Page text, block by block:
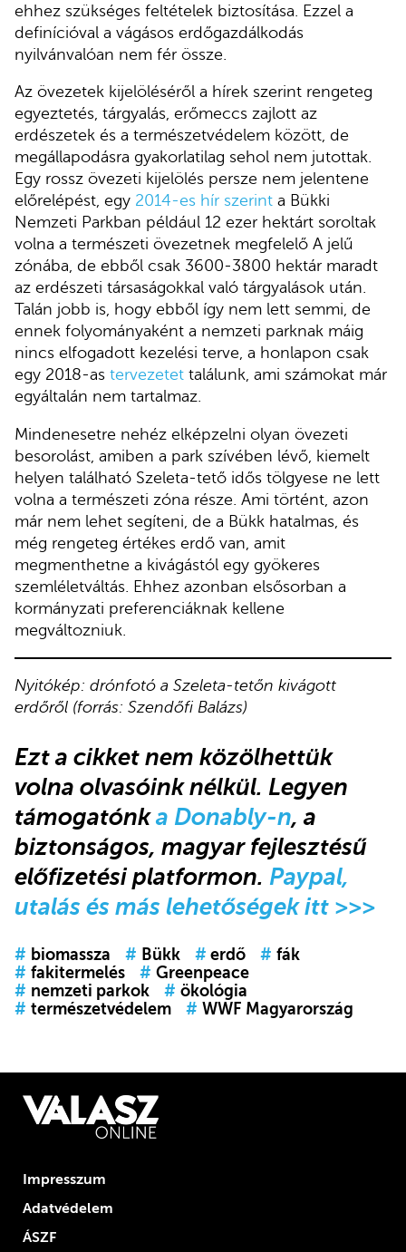
ehhez szükséges feltételek biztosítása. Ezzel a
definícióval a vágásos erdőgazdálkodás
nyilvánvalóan nem fér össze.
Az övezetek kijelöléséről a hírek szerint rengeteg
egyeztetés, tárgyalás, erőmeccs zajlott az
erdészetek és a természetvédelem között, de
megállapodásra gyakorlatilag sehol nem jutottak.
Egy rossz övezeti kijelölés persze nem jelentene
előrelépést, egy 2014-es hír szerint a Bükki
Nemzeti Parkban például 12 ezer hektárt soroltak
volna a természeti övezetnek megfelelő A jelű
zónába, de ebből csak 3600-3800 hektár maradt
az erdészeti társaságokkal való tárgyalások után.
Talán jobb is, hogy ebből így nem lett semmi, de
ennek folyományaként a nemzeti parknak máig
nincs elfogadott kezelési terve, a honlapon csak
egy 2018-as tervezetet találunk, ami számokat már
egyáltalán nem tartalmaz.
Mindenesetre nehéz elképzelni olyan övezeti
besorolást, amiben a park szívében lévő, kiemelt
helyen található Szeleta-tető idős tölgyese ne lett
volna a természeti zóna része. Ami történt, azon
már nem lehet segíteni, de a Bükk hatalmas, és
még rengeteg értékes erdő van, amit
megmenthetne a kivágástól egy gyökeres
szemléletváltás. Ehhez azonban elsősorban a
kormányzati preferenciáknak kellene
megváltozniuk.
Nyitókép: drónfotó a Szeleta-tetőn kivágott
erdőről (forrás: Szendőfi Balázs)
Ezt a cikket nem közölhettük
volna olvasóink nélkül. Legyen
támogatónka Donably-n, a
biztonságos, magyar fejlesztésű
előfizetési platformon. Paypal,
utalás és más lehetőségek itt >>>
# biomassza # Bükk # erdő # fák
# fakitermelés # Greenpeace
# nemzeti parkok # ökológia
# természetvédelem # WWF Magyarország
Impresszum
Adatvédelem
ÁSZF